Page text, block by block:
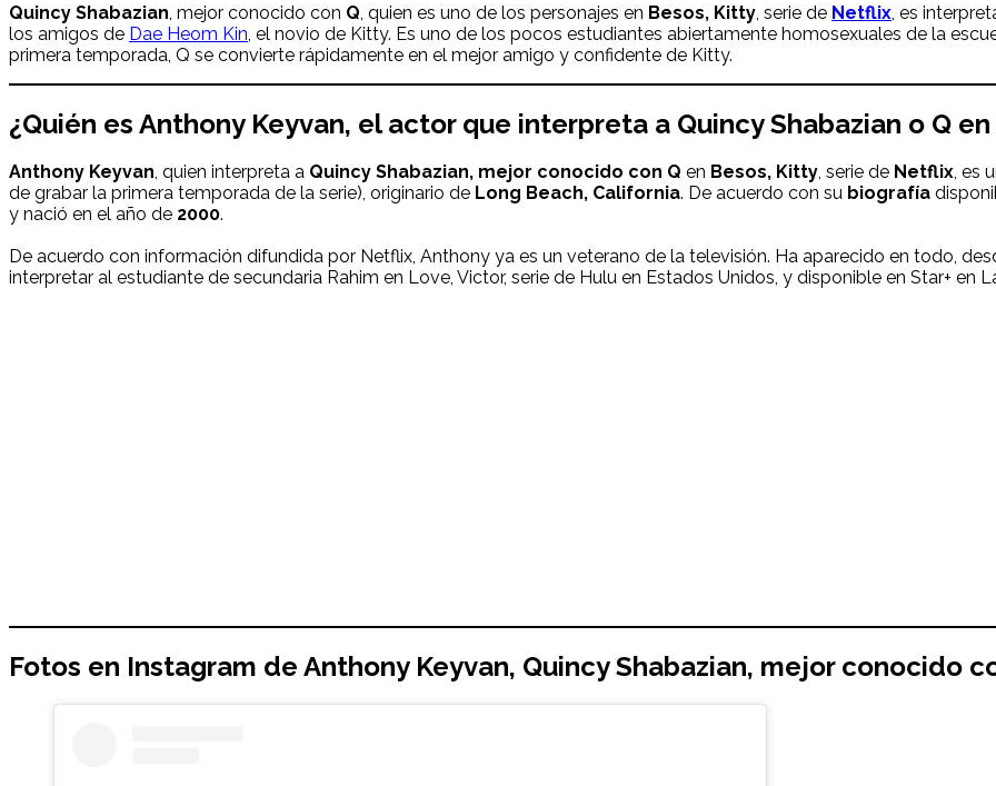
Quincy Shabazian , mejor conocido con Q , quien es uno de los personajes en Besos, Kitty , serie de Netflix , es
los amigos de Dae Heom Kin , el novio de Kitty. Es uno de los pocos estudiantes abiertamente homosexuales de la
primera temporada, Q se convierte rápidamente en el mejor amigo y confidente de Kitty.
¿Quién es Anthony Keyvan, el actor que interpreta a Quincy Shabazian o Q en
Anthony Keyvan, quien interpreta a Quincy Shabazian, mejor conocido con Q en Besos, Kitty, serie de Netflix, es
de grabar la primera temporada de la serie), originario de Long Beach, California. De acuerdo con su biografía
y nació en el año de 2000.
De acuerdo con información difundida por Netflix, Anthony ya es un veterano de la televisión. Ha aparecido en todo,
interpretar al estudiante de secundaria Rahim en Love, Victor, serie de Hulu en Estados Unidos, y disponible en Star+ en
Fotos en Instagram de Anthony Keyvan, Quincy Shabazian, mejor conocido